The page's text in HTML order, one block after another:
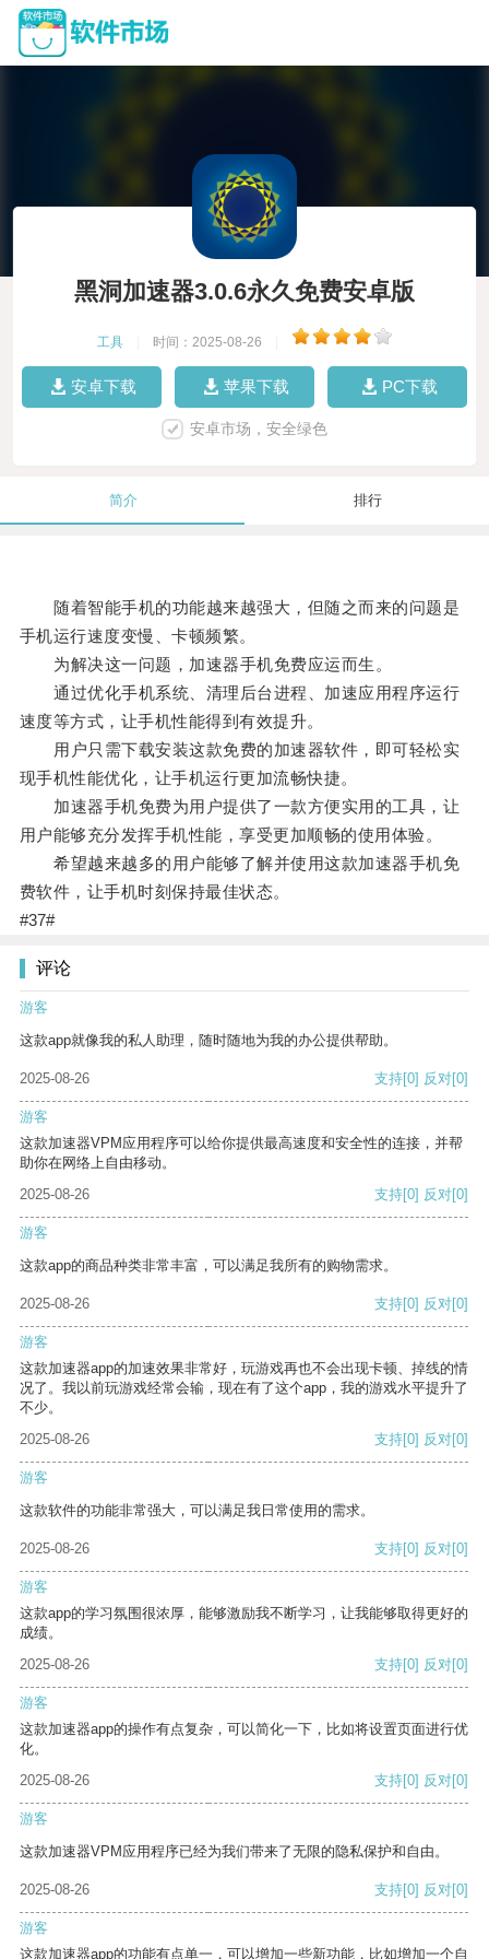
黑洞加速器3.0.6永久免费安卓版
工具 时间：2025-08-26
安卓下载 苹果下载 PC下载
安卓市场，安全绿色
简介 排行
随着智能手机的功能越来越强大，但随之而来的问题是
手机运行速度变慢、卡顿频繁。
为解决这一问题，加速器手机免费应运而生。
通过优化手机系统、清理后台进程、加速应用程序运行
速度等方式，让手机性能得到有效提升。
用户只需下载安装这款免费的加速器软件，即可轻松实
现手机性能优化，让手机运行更加流畅快捷。
加速器手机免费为用户提供了一款方便实用的工具，让
用户能够充分发挥手机性能，享受更加顺畅的使用体验。
希望越来越多的用户能够了解并使用这款加速器手机免
费软件，让手机时刻保持最佳状态。
#37#
评论
游客
这款app就像我的私人助理，随时随地为我的办公提供帮助。
2025-08-26 支持[0] 反对[0]
游客
这款加速器VPM应用程序可以给你提供最高速度和安全性的连接，并帮
助你在网络上自由移动。
2025-08-26
支持[0] 反对[0]
游客
这款app的商品种类非常丰富，可以满足我所有的购物需求。
2025-08-26 支持[0] 反对[0]
游客
这款加速器app的加速效果非常好，玩游戏再也不会出现卡顿、掉线的情
况了。我以前玩游戏经常会输，现在有了这个app，我的游戏水平提升了
不少。
2025-08-26
支持[0] 反对[0]
游客
这款软件的功能非常强大，可以满足我日常使用的需求。
2025-08-26 支持[0] 反对[0]
游客
这款app的学习氛围很浓厚，能够激励我不断学习，让我能够取得更好的
成绩。
2025-08-26
支持[0] 反对[0]
游客
这款加速器app的操作有点复杂，可以简化一下，比如将设置页面进行优
化。
2025-08-26
支持[0] 反对[0]
游客
这款加速器VPM应用程序已经为我们带来了无限的隐私保护和自由。
2025-08-26 支持[0] 反对[0]
游客
这款加速器app的功能有点单一，可以增加一些新功能，比如增加一个自